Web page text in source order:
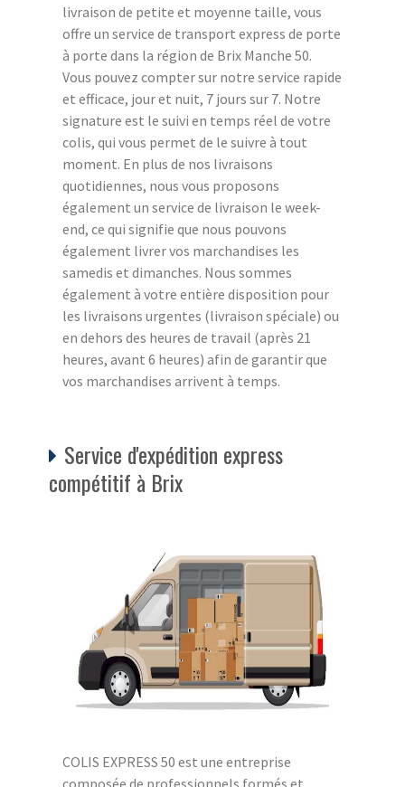
livraison de petite et moyenne taille, vous
offre un service de transport express de porte
à porte dans la région de Brix Manche 50.
Vous pouvez compter sur notre service rapide
et efficace, jour et nuit, 7 jours sur 7. Notre
signature est le suivi en temps réel de votre
colis, qui vous permet de le suivre à tout
moment. En plus de nos livraisons
quotidiennes, nous vous proposons
également un service de livraison le week-
end, ce qui signifie que nous pouvons
également livrer vos marchandises les
samedis et dimanches. Nous sommes
également à votre entière disposition pour
les livraisons urgentes (livraison spéciale) ou
en dehors des heures de travail (après 21
heures, avant 6 heures) afin de garantir que
vos marchandises arrivent à temps.
Service d'expédition express
compétitif à Brix
COLIS EXPRESS 50 est une entreprise
composée de professionnels formés et